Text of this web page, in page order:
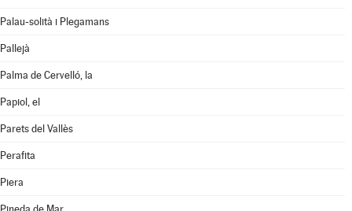
Palau-solità i Plegamans
Pallejà
Palma de Cervelló, la
Papiol, el
Parets del Vallès
Perafita
Piera